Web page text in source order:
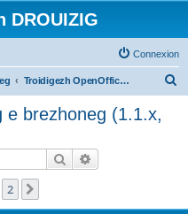
DROUIZIG
Connexion
Troidigezh OpenOffice.org e brezhoneg (1.1.x, 2.x ha 3.x)
c
e brezhoneg (1.1.x,
Rechercher
2